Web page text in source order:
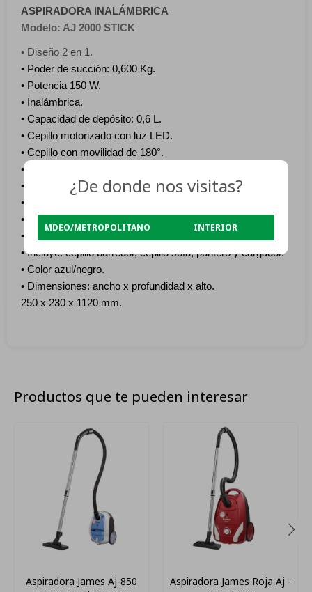
ASPIRADORA INALÁMBRICA
Modelo: AJ 2000 STICK
• Diseño 2 en 1.
• Poder de succión: 0,600 Kg.
• Potencia 150 W.
• Inalámbrica.
• Capacidad de depósito: 0,6 L.
• Cepillo motorizado con luz LED.
• Cepillo con movilidad de 180°.
• Sistema multiciclón con filtro HEPA.
• Control de velocidad con potenciómetro.
• Autonomía: hasta 40 minutos.
• Indicador de batería.
• Soporte de pared.
• Incluye: cepillo barredor, cepillo sofá, puntero y cargador.
• Color azul/negro.
• Dimensiones: ancho x profundidad x alto.
250 x 230 x 1120 mm.
Productos que te pueden interesar
Aspiradora James Aj-850
Aspiradora James Roja Aj -
¿De donde nos visitas?
MDEO/METROPOLITANO INTERIOR